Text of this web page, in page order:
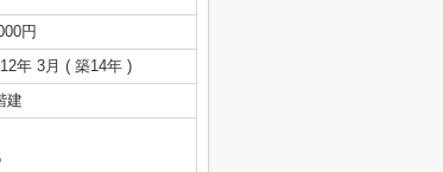
円
年 3月 ( 築14年 )
建